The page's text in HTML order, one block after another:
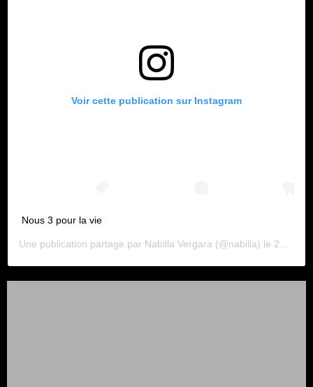
Voir cette publication sur Instagram
Nous 3 pour la vie
Une publication partage par Nabilla Vergara (@nabilla) le 29 Janv. 2020 5 :16 PST